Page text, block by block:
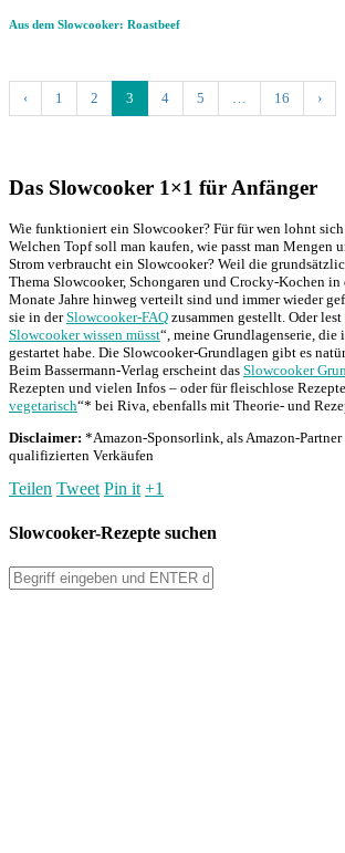
Aus dem Slowcooker: Roastbeef
‹ 1 2 3 4 5 16 ›
Das Slowcooker 1×1 für Anfänger
Wie funktioniert ein Slowcooker? Für für wen lohnt
Welchen Topf soll man kaufen, wie passt man Mengen
Strom verbraucht ein Slowcooker? Weil die
Thema Slowcooker, Schongaren und Crocky-Kochen
Monate Jahre hinweg verteilt sind und immer wieder
sie in derSlowcooker-FAQ zusammen gestellt. Oder lest
Slowcooker wissen müsst“, meine Grundlagenserie, die
gestartet habe. Die Slowcooker-Grundlagen gibt es
Beim Bassermann-Verlag erscheint das Slowcooker
Rezepten und vielen Infos – oder für fleischlose
vegetarisch“* bei Riva, ebenfalls mit Theorie- und
Disclaimer: *Amazon-Sponsorlink, als Amazon-
qualifizierten Verkäufen
Teilen Tweet Pin it +1
Slowcooker-Rezepte suchen